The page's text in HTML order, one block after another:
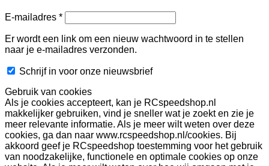
E-mailadres *Vereist
Er wordt een link om een nieuw wachtwoord in te stellen
naar je e-mailadres verzonden.
Schrijf in voor onze nieuwsbrief
Gebruik van cookies
Als je cookies accepteert, kan je RCspeedshop.nl
makkelijker gebruiken, vind je sneller wat je zoekt en zie je
meer relevante informatie. Als je meer wilt weten over deze
cookies, ga dan naar www.rcspeedshop.nl/cookies. Bij
akkoord geef je RCspeedshop toestemming voor het gebruik
van noodzakelijke, functionele en optimale cookies op onze